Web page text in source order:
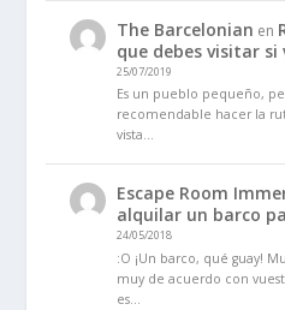
The Barcelonian en
que debes visitar si
25/07/2019
Es un pueblo pequeño,
recomendable hacer la
vista…
Escape Room
alquilar un barco
24/05/2018
:O ¡Un barco, qué guay!
muy de acuerdo con
es…